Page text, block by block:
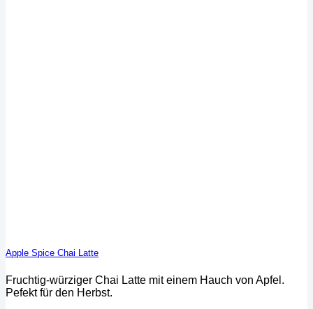
Apple Spice Chai Latte
Fruchtig-würziger Chai Latte mit einem Hauch von Apfel.
Pefekt für den Herbst.